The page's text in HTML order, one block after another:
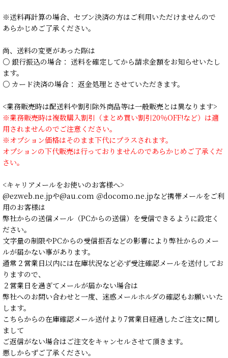
※送料再計算の場合、セブン決済の方はご利用いただけませんので
あらかじめご了承ください。
尚、送料の変更があった際は
○ 銀行振込の場合： 送料を確定してから請求金額をお知らせいたし
ます。
○ カード決済の場合： 返金処理とさせていただきます。
<業務販売時は配送料や割引除外商品等は一般販売とは異なります>
※業務販売時は複数購入割引（まとめ買い割引20％OFF!など）は適
用されませんのでご注意ください。
※オプション価格はそのまま下代にプラスされます。
オプションの下代販売は行っておりませんのであらかじめご了承くだ
さい。
<キャリアメールをお使いのお客様へ>
@ezweb.ne.jpや@au.com ＠docomo.ne.jpなど携帯メールをご利
用のお客様は
弊社からの送信メール（PCからの送信）を受信できるように設定く
ださい。
文字量の制限やPCからの受信拒否などの影響により弊社からのメー
ルが届かない事があります。
通常２営業日以内には在庫状況など必ず受注確認メールを送付してお
りますので、
２営業日を過ぎてメールが届かない場合は
弊社へのお問い合わせと一度、迷惑メールホルダの確認もお願いいた
します。
こちらからの在庫確認メール送付より7営業日経過したご注文に関し
まして
ご返信がない場合はご注文をキャンセルさせて頂きます。
悪しからずご了承ください。